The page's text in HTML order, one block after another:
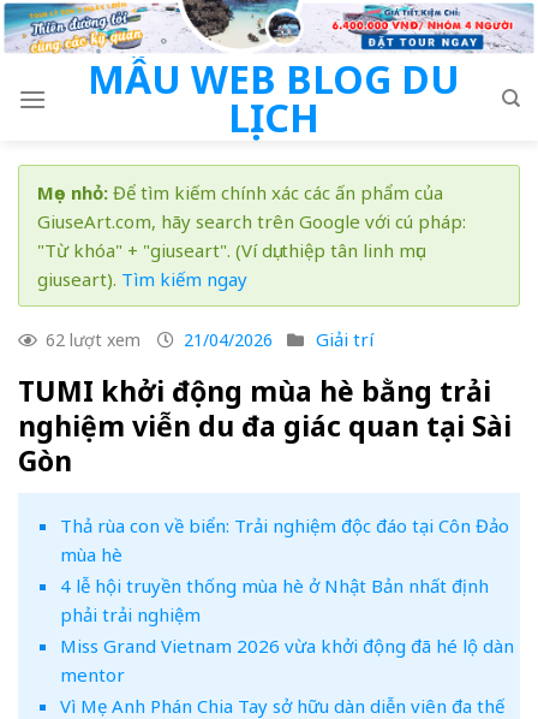
Skip
to
MẪU WEB BLOG DU
LỊCH
Mẹo nhỏ: Để tìm kiếm chính xác các ấn phẩm của
GiuseArt.com, hãy search trên Google với cú pháp:
"Từ khóa" + "giuseart". (Ví dụ: thiệp tân linh mục
giuseart). Tìm kiếm ngay
62 lượt xem 21/04/2026 Giải trí
TUMI khởi động mùa hè bằng trải
nghiệm viễn du đa giác quan tại Sài
Gòn
Thả rùa con về biển: Trải nghiệm độc đáo tại Côn Đảo
mùa hè
4 lễ hội truyền thống mùa hè ở Nhật Bản nhất định
phải trải nghiệm
Miss Grand Vietnam 2026 vừa khởi động đã hé lộ dàn
mentor
Vì Mẹ Anh Phán Chia Tay sở hữu dàn diễn viên đa thế